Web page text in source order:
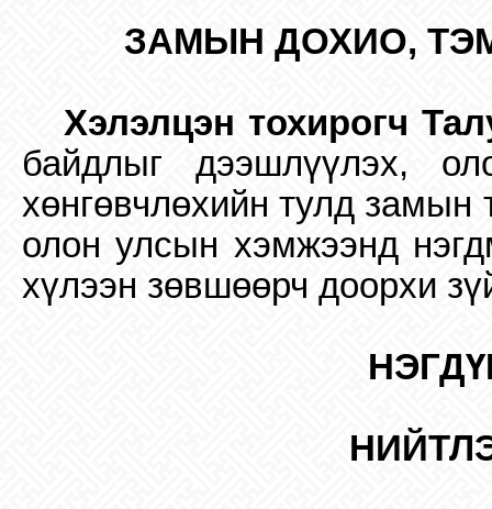
ЗАМЫН ДОХИО,
Хэлэлцэн тохирогч
байдлыг дээшлүүлэх,
хөнгөвчлөхийн тулд замын
олон улсын хэмжээнд
хүлээн зөвшөөрч доорхи